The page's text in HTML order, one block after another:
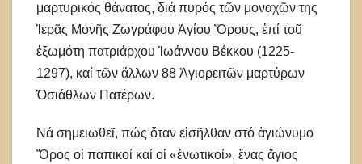
μαρτυρικός θάνατος, διά πυρός τῶν μοναχῶν της
Ἱερᾶς Μονῆς Ζωγράφου Ἁγίου Ὅρους, ἐπί τοῦ
ἐξωμότη πατριάρχου Ἰωάννου Βέκκου (1225-
1297), καί τῶν ἄλλων 88 Ἁγιορειτῶν μαρτύρων
Ὁσιάθλων Πατέρων.
Νά σημειωθεῖ, πώς ὅταν εἰσῆλθαν στό ἁγιώνυμο
Ὅρος οἱ παπικοί καί οἱ «ἑνωτικοί», ἕνας ἅγιος